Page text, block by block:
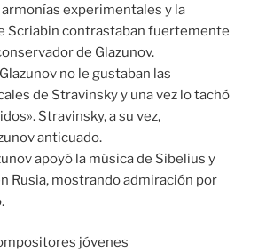
experimentales y la
Scriabin contrastaban fuertemente
de Glazunov.
no le gustaban las
de Stravinsky y una vez lo tachó
Stravinsky, a su vez,
anticuado.
apoyó la música de Sibelius y
Rusia, mostrando admiración por
jóvenes